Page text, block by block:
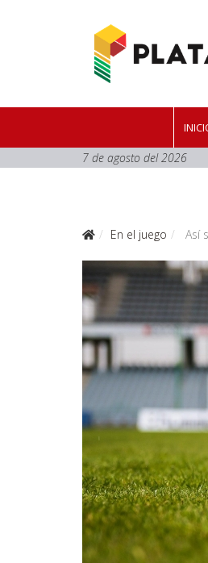
7 de agosto del 2026
En el juego Así